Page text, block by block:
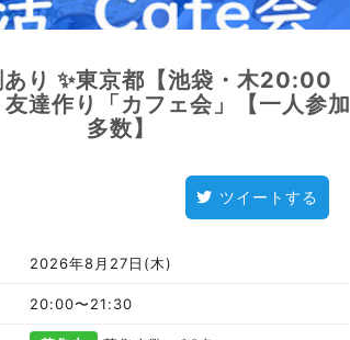
あり ✨東京都【池袋・木20:00
友達作り「カフェ会」【一人参加
多数】
ツイートする
2026年8月27日(木)
20:00〜21:30